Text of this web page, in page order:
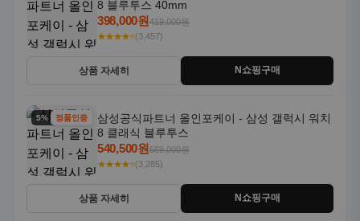
8 블루투스 40mm
398,000원419,000원
★★★★⭐(3,457)
상품 자세히 N쇼핑구매
5% 할인정품인증
삼성공식파트너 올인포케이 - 삼성 갤럭시 워치
8 클래식 블루투스
540,500원569,000원
★★★★⭐(3,285)
상품 자세히 N쇼핑구매